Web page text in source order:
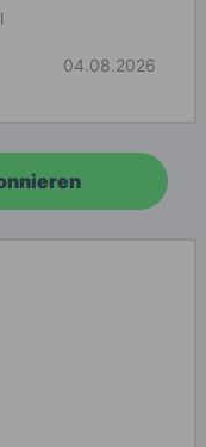
04.08.2026